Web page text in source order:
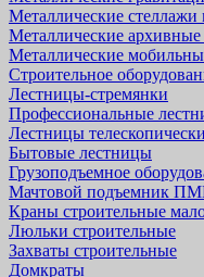
Металлические
Металлические
Металлические
Строительное
Лестницы-стремянки
Профессиональные
Лестницы
Бытовые лестницы
Грузоподъемное
Мачтовой подъемник
Краны строительные
Люльки строительные
Захваты строительные
Домкраты